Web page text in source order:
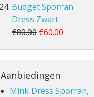
Budget Sporran
Dress Zwart
€80.00 €60.00
Aanbiedingen
Mink Dress Sporran,